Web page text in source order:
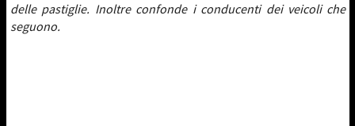
delle pastiglie. Inoltre confonde i conducenti dei veicoli che
seguono.